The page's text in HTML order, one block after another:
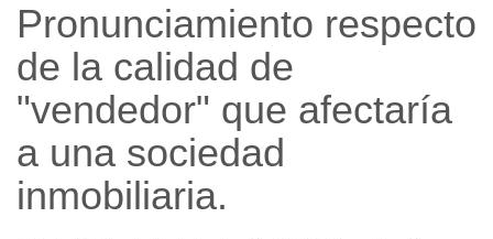
Pronunciamiento respecto
de la calidad de
"vendedor" que afectaría
a una sociedad
inmobiliaria.